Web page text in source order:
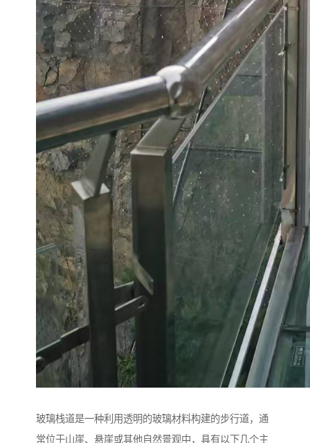
玻璃栈道是一种利用透明的玻璃材料构建的步行道，通
常位于山崖、悬崖或其他自然景观中，具有以下几个主